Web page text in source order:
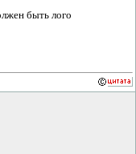
быть лого